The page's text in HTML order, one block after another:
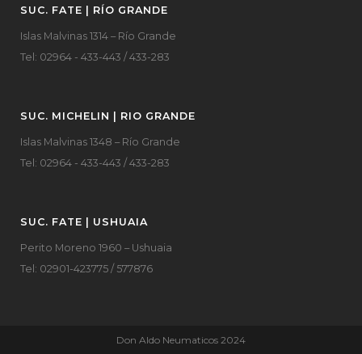
SUC. FATE | RÍO GRANDE
Islas Malvinas 1314 – Río Grande
Tel: 02964 - 433-443 / 433-283
SUC. MICHELIN | RIO GRANDE
Islas Malvinas 1348 – Río Grande
Tel: 02964 - 433-443 / 433-283
SUC. FATE | USHUAIA
Perito Moreno 1960 – Ushuaia
Tel: 02901-423775 / 577876
Don Aldo Neumaticos 2024